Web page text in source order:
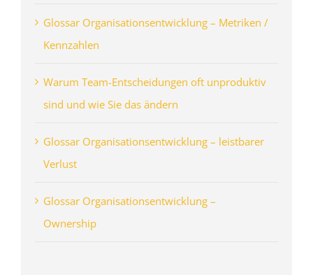
Glossar Organisationsentwicklung – Metriken /
Kennzahlen
Warum Team-Entscheidungen oft unproduktiv
sind und wie Sie das ändern
Glossar Organisationsentwicklung – leistbarer
Verlust
Glossar Organisationsentwicklung –
Ownership